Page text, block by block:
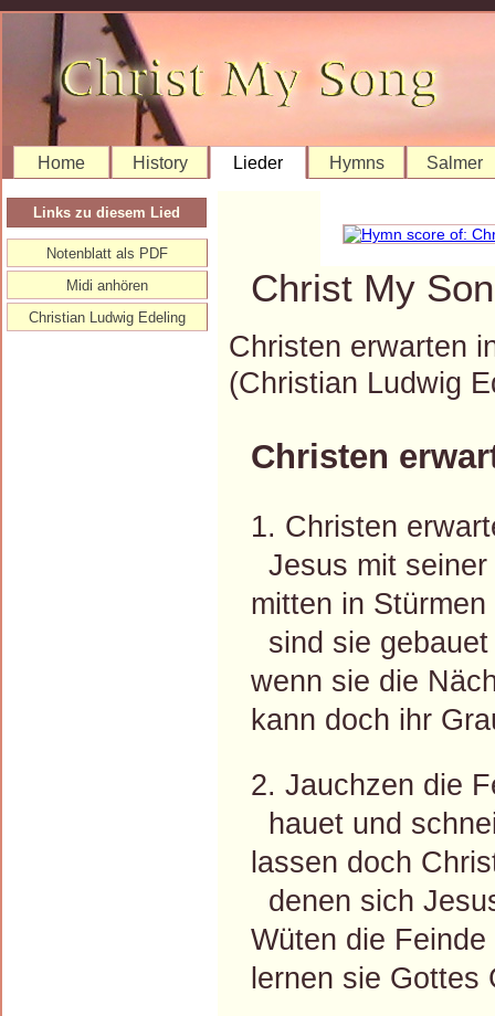
Home History Lieder Hymns Salmer
Christ My
Christen erwarten
(Christian Ludwig
Christen
1. Christen
Jesus mit
mitten in
sind sie
wenn sie die
kann doch ihr
2. Jauchzen die
hauet und
lassen doch
denen sich
Wüten die
lernen sie Gottes
Links zu diesem Lied
Notenblatt als PDF
Midi anhören
Christian Ludwig Edeling